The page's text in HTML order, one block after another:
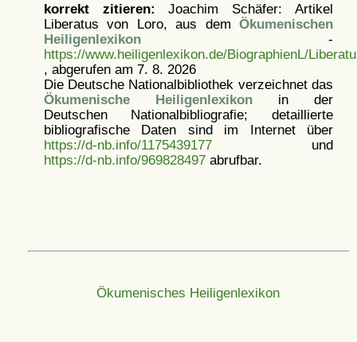
korrekt zitieren: Joachim Schäfer: Artikel
Liberatus von Loro, aus dem Ökumenischen
Heiligenlexikon-
https://www.heiligenlexikon.de/BiographienL/
, abgerufen am 7. 8. 2026
Die Deutsche Nationalbibliothek verzeichnet das
Ökumenische Heiligenlexikonin der
Deutschen Nationalbibliografie; detaillierte
bibliografische Daten sind im Internet über
https://d-nb.info/1175439177und
https://d-nb.info/969828497abrufbar.
Ökumenisches Heiligenlexikon